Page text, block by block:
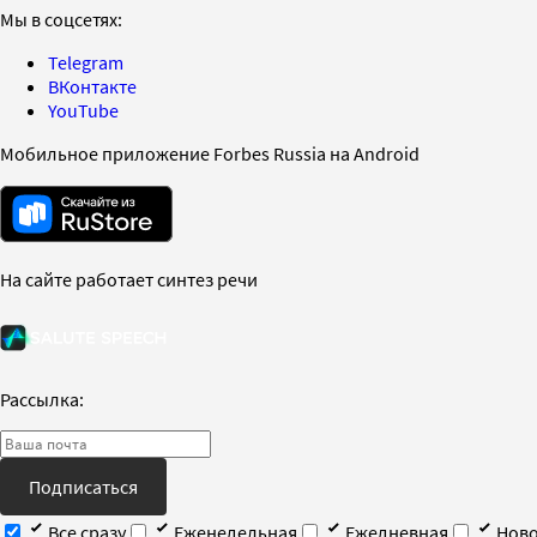
Мы в соцсетях:
Telegram
ВКонтакте
YouTube
Мобильное приложение Forbes Russia на Android
На сайте работает синтез речи
Рассылка:
Подписаться
Все сразу
Еженедельная Ежедневная